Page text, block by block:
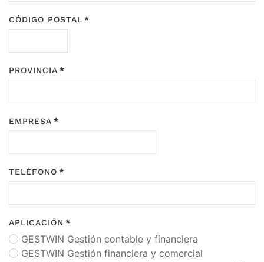
CÓDIGO POSTAL *
PROVINCIA *
EMPRESA *
TELÉFONO *
APLICACIÓN *
GESTWIN Gestión contable y financiera
GESTWIN Gestión financiera y comercial